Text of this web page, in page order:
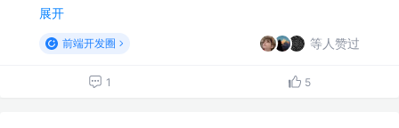
展开
前端开发圈 等人赞过
1 5